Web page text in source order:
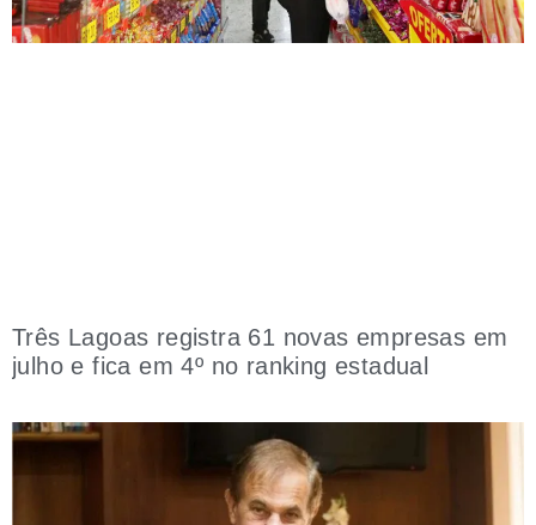
Três Lagoas registra 61 novas empresas em
julho e fica em 4º no ranking estadual